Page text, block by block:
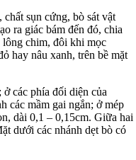
sụn cứng, bò sát vật
ra giác bám đến đó, chia
lông chim, đôi khi mọc
hay nâu xanh, trên bề mặt
các phía đối diện của
các mầm gai ngắn; ở mép
dài 0,1 – 0,15cm. Giữa hai
dưới các nhánh dẹt bò có